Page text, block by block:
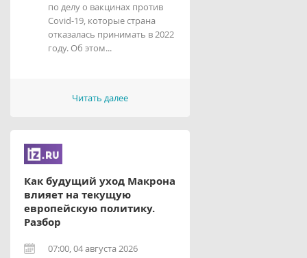
по делу о вакцинах против
Covid-19, которые страна
отказалась принимать в 2022
году. Об этом...
Читать далее
Как будущий уход Макрона
влияет на текущую
европейскую политику.
Разбор
07:00, 04 августа 2026